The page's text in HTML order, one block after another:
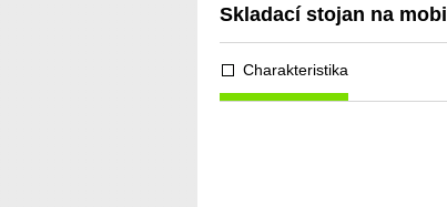
Skladací stojan na mobil
Charakteristika